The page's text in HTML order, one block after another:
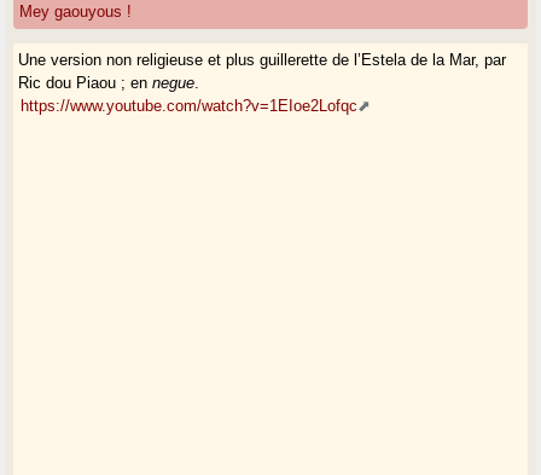
Mey gaouyous !
Une version non religieuse et plus guillerette de l’Estela de la Mar, par
Ric dou Piaou ; ennegue
https://www.youtube.com/watch?v=1EIoe2Lofqc